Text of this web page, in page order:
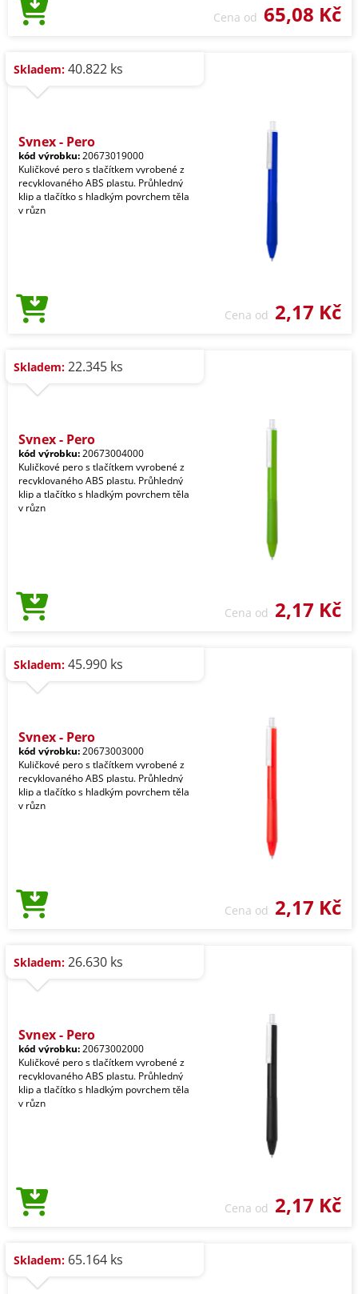
Cena od 65,08 Kč
Skladem: 40.822 ks
Synex - Pero
kód výrobku:20673019000
Kuličkové pero s tlačítkem vyrobené z
recyklovaného ABS plastu. Průhledný
klip a tlačítko s hladkým povrchem těla
v různ
Cena od 2,17 Kč
Skladem: 22.345 ks
Synex - Pero
kód výrobku:20673004000
Kuličkové pero s tlačítkem vyrobené z
recyklovaného ABS plastu. Průhledný
klip a tlačítko s hladkým povrchem těla
v různ
Cena od 2,17 Kč
Skladem: 45.990 ks
Synex - Pero
kód výrobku:20673003000
Kuličkové pero s tlačítkem vyrobené z
recyklovaného ABS plastu. Průhledný
klip a tlačítko s hladkým povrchem těla
v různ
Cena od 2,17 Kč
Skladem: 26.630 ks
Synex - Pero
kód výrobku:20673002000
Kuličkové pero s tlačítkem vyrobené z
recyklovaného ABS plastu. Průhledný
klip a tlačítko s hladkým povrchem těla
v různ
Cena od 2,17 Kč
Skladem: 65.164 ks